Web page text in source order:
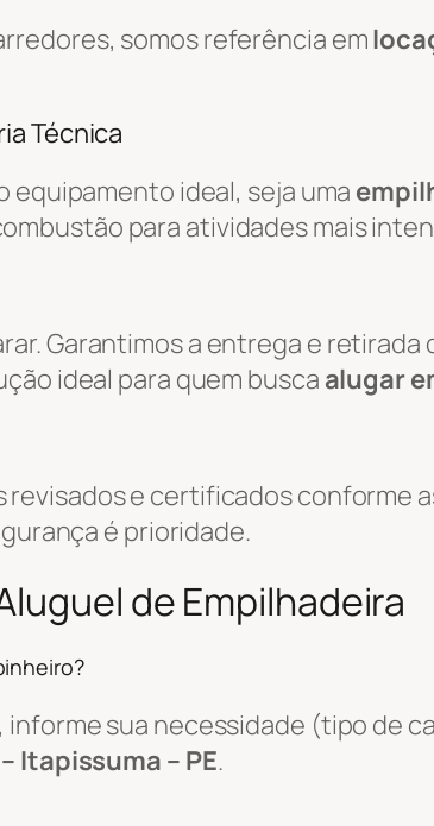
somos referência em
Técnica
equipamento ideal, seja uma
para atividades mais
Garantimos a entrega e retirada
ideal para quem busca alugar
e certificados conforme
é prioridade.
de Empilhadeira
sua necessidade (tipo de
Itapissuma – PE.